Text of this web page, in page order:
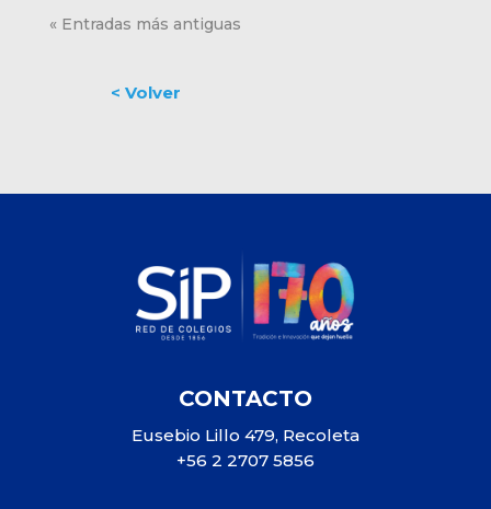
« Entradas más antiguas
CONTACTO
Eusebio Lillo 479, Recoleta
+56 2 2707 5856